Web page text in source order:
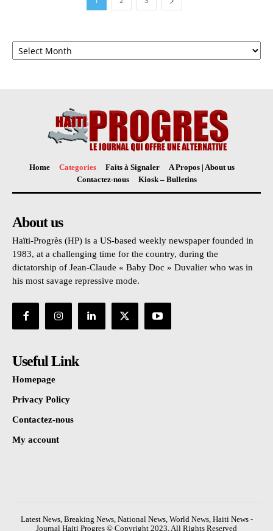
Archives
Home Categories Faits à Signaler
A Propos | About us
Contactez-nous
Kiosk – Bulletins
About us
Haïti-Progrès (HP) is a US-based weekly newspaper founded in
1983, at a challenging time for the country, during the
dictatorship of Jean-Claude « Baby Doc » Duvalier who was in
his most savage repressive mode.
Useful Link
Homepage
Privacy Policy
Contactez-nous
My account
Latest News, Breaking News, National News, World News, Haiti News -
Journal Haiti Progres © Copyright 2023, All Rights Reserved